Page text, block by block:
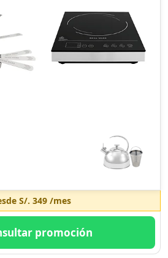
S/. 349/mes
promoción